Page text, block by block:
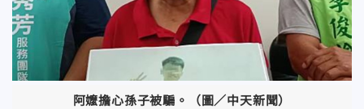
阿嬤擔心孫子被騙。（圖／中天新聞）